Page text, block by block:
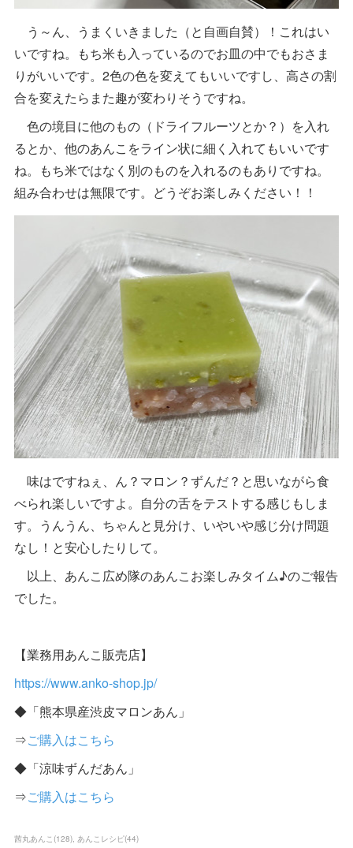
う～ん、うまくいきました（と自画自賛）！これはい
いですね。もち米も入っているのでお皿の中でもおさま
りがいいです。2色の色を変えてもいいですし、高さの割
合を変えたらまた趣が変わりそうですね。
色の境目に他のもの（ドライフルーツとか？）を入れ
るとか、他のあんこをライン状に細く入れてもいいです
ね。もち米ではなく別のものを入れるのもありですね。
組み合わせは無限です。どうぞお楽しみください！！
味はですねぇ、ん？マロン？ずんだ？と思いながら食
べられ楽しいですよ。自分の舌をテストする感じもしま
す。うんうん、ちゃんと見分け、いやいや感じ分け問題
なし！と安心したりして。
以上、あんこ広め隊のあんこお楽しみタイム♪のご報告
でした。
【業務用あんこ販売店】
https://www.anko-shop.jp/
◆「熊本県産渋皮マロンあん」
⇒ご購入はこちら
◆「涼味ずんだあん」
⇒ご購入はこちら
茜丸あんこ (128) あんこレシピ(44)